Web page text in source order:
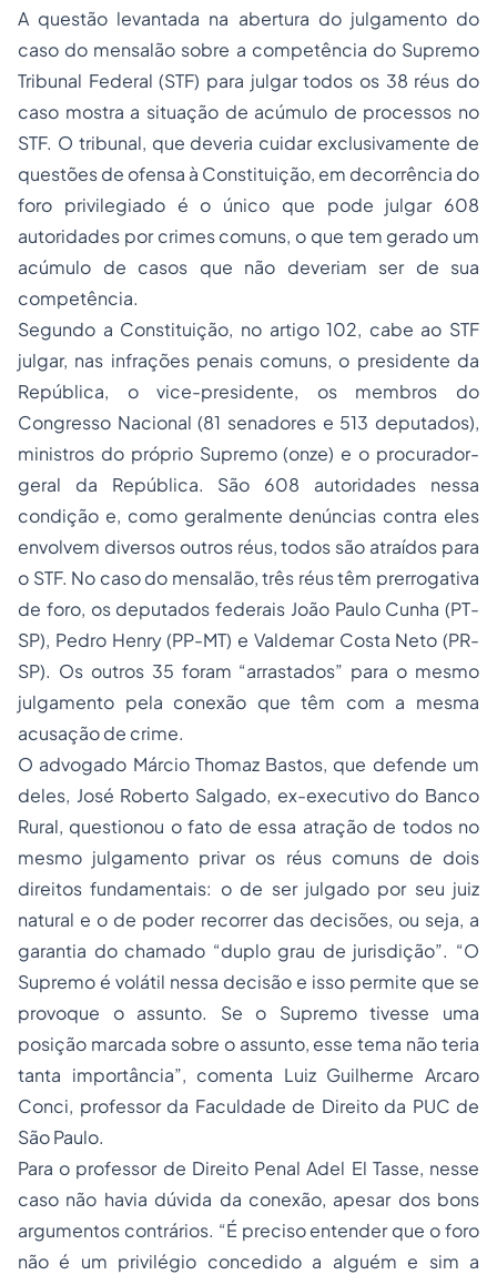
A questão levantada na abertura do julgamento do
caso do mensalão sobre a competência do Supremo
Tribunal Federal (STF) para julgar todos os 38 réus do
caso mostra a situação de acúmulo de processos no
STF. O tribunal, que deveria cuidar exclusivamente de
questões de ofensa à Constituição, em decorrência do
foro privilegiado é o único que pode julgar 608
autoridades por crimes comuns, o que tem gerado um
acúmulo de casos que não deveriam ser de sua
competência.
Segundo a Constituição, no artigo 102, cabe ao STF
julgar, nas infrações penais comuns, o presidente da
República, o vice-presidente, os membros do
Congresso Nacional (81 senadores e 513 deputados),
ministros do próprio Supremo (onze) e o procurador-
geral da República. São 608 autoridades nessa
condição e, como geralmente denúncias contra eles
envolvem diversos outros réus, todos são atraídos para
o STF. No caso do mensalão, três réus têm prerrogativa
de foro, os deputados federais João Paulo Cunha (PT-
SP), Pedro Henry (PP-MT) e Valdemar Costa Neto (PR-
SP). Os outros 35 foram “arrastados” para o mesmo
julgamento pela conexão que têm com a mesma
acusação de crime.
O advogado Márcio Thomaz Bastos, que defende um
deles, José Roberto Salgado, ex-executivo do Banco
Rural, questionou o fato de essa atração de todos no
mesmo julgamento privar os réus comuns de dois
direitos fundamentais: o de ser julgado por seu juiz
natural e o de poder recorrer das decisões, ou seja, a
garantia do chamado “duplo grau de jurisdição”. “O
Supremo é volátil nessa decisão e isso permite que se
provoque o assunto. Se o Supremo tivesse uma
posição marcada sobre o assunto, esse tema não teria
tanta importância”, comenta Luiz Guilherme Arcaro
Conci, professor da Faculdade de Direito da PUC de
São Paulo.
Para o professor de Direito Penal Adel El Tasse, nesse
caso não havia dúvida da conexão, apesar dos bons
argumentos contrários. “É preciso entender que o foro
não é um privilégio concedido a alguém e sim a